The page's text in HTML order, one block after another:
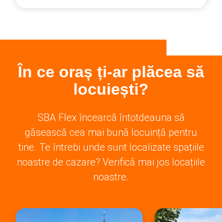
În ce oraș ți-ar plăcea să
locuiești?
SBA Flex încearcă întotdeauna să
găsească cea mai bună locuință pentru
tine. Te întrebi unde sunt localizate spațiile
noastre de cazare? Verifică mai jos locațiile
noastre.